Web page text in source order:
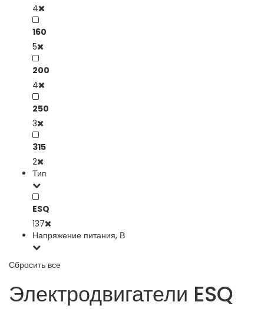
4
160
5
200
4
250
3
315
2
Тип
ESQ
137
Напряжение питания, В
Сбросить все
Электродвигатели ESQ